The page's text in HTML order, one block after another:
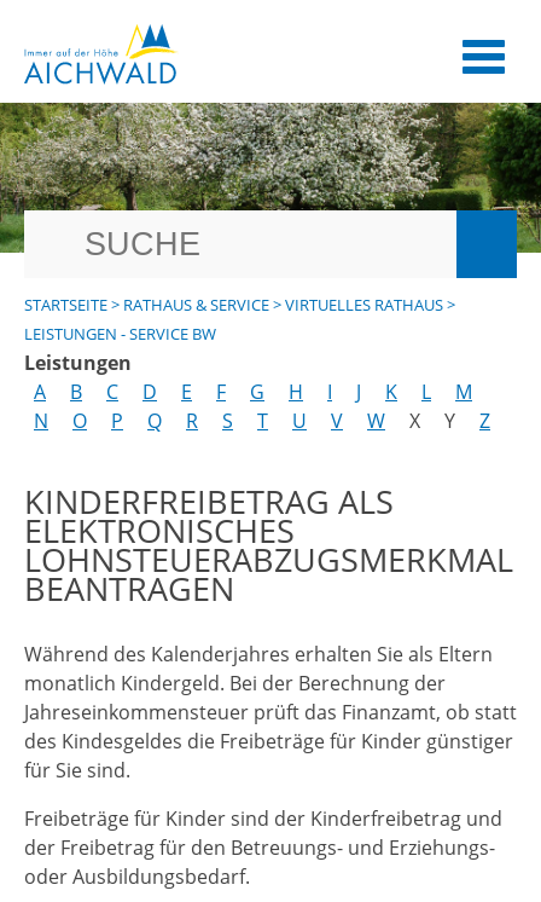
STARTSEITE> RATHAUS & SERVICE>VIRTUELLES RATHAUS>
LEISTUNGEN - SERVICE BW
Leistungen
A
B C D E F G H I J K L
M
N
O P Q R S T U V W X Y Z
KINDERFREIBETRAG ALS
ELEKTRONISCHES
LOHNSTEUERABZUGSMERKMAL
BEANTRAGEN
Während des Kalenderjahres erhalten Sie als Eltern
monatlich Kindergeld. Bei der Berechnung der
Jahreseinkommensteuer prüft das Finanzamt, ob statt
des Kindesgeldes die Freibeträge für Kinder günstiger
für Sie sind.
Freibeträge für Kinder sind der Kinderfreibetrag und
der Freibetrag für den Betreuungs- und Erziehungs-
oder Ausbildungsbedarf.